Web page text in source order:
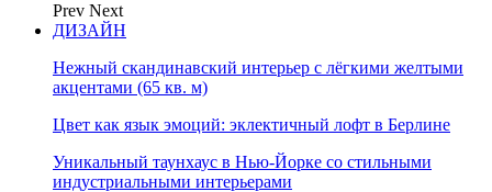
Prev Next
ДИЗАЙН
Нежный скандинавский интерьер с лёгкими желтыми
акцентами (65 кв. м)
Цвет как язык эмоций: эклектичный лофт в Берлине
Уникальный таунхаус в Нью-Йорке со стильными
индустриальными интерьерами